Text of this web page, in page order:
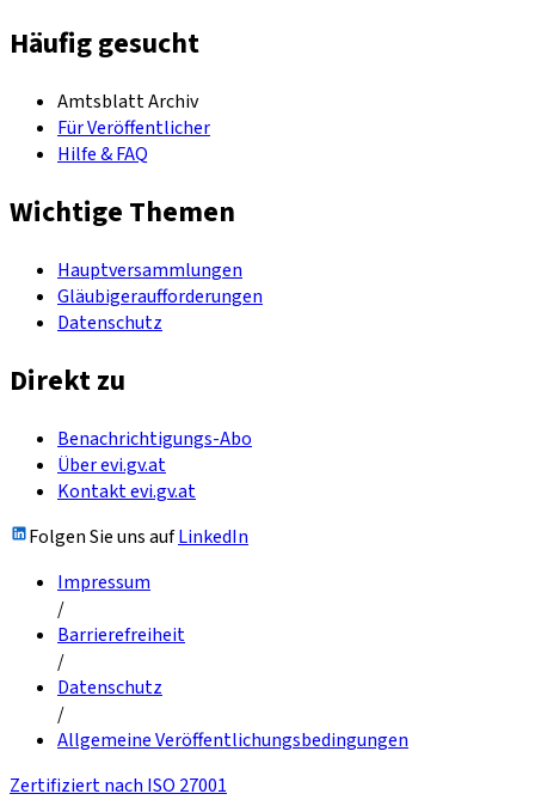
Häufig gesucht
Amtsblatt Archiv
Für Veröffentlicher
Hilfe & FAQ
Wichtige Themen
Hauptversammlungen
Gläubigeraufforderungen
Datenschutz
Direkt zu
Benachrichtigungs-Abo
Über evi.gv.at
Kontakt evi.gv.at
Folgen Sie uns aufLinkedIn
Impressum
/
Barrierefreiheit
/
Datenschutz
/
Allgemeine Veröffentlichungsbedingungen
Zertifiziert nach ISO 27001